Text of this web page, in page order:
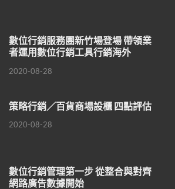
數位行銷服務團新竹場登場 帶領業
者運用數位行銷工具行銷海外
2020-08-28
策略行銷／百貨商場設櫃 四點評估
2020-08-28
數位行銷管理第一步 從整合與對齊
網路廣告數據開始